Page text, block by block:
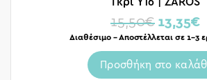
15,50€ 13,35€
Διαθέσιμο – Αποστέλλεται σε 1-3
Προσθήκη στο